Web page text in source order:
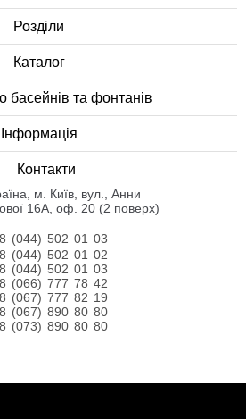
Розділи
Каталог
басейнів та фонтанів
Інформація
Контакти
м. Київ, вул., Анни
16А, оф. 20 (2 поверх)
(044) 502 01 03
(044) 502 01 02
(044) 502 01 03
(066) 777 78 42
(067) 777 82 19
(067) 890 80 80
(073) 890 80 80